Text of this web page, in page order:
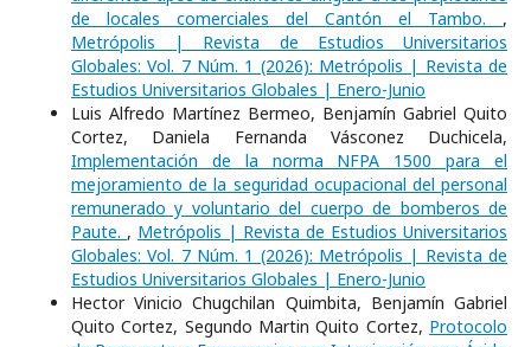
de locales comerciales del Cantón el Tambo. ,
Metrópolis | Revista de Estudios Universitarios
Globales: Vol. 7 Núm. 1 (2026): Metrópolis | Revista de
Estudios Universitarios Globales | Enero-Junio
Luis Alfredo Martínez Bermeo, Benjamín Gabriel Quito
Cortez, Daniela Fernanda Vásconez Duchicela,
Implementación de la norma NFPA 1500 para el
mejoramiento de la seguridad ocupacional del personal
remunerado y voluntario del cuerpo de bomberos de
Paute. , Metrópolis | Revista de Estudios Universitarios
Globales: Vol. 7 Núm. 1 (2026): Metrópolis | Revista de
Estudios Universitarios Globales | Enero-Junio
Hector Vinicio Chugchilan Quimbita, Benjamín Gabriel
Quito Cortez, Segundo Martin Quito Cortez, Protocolo